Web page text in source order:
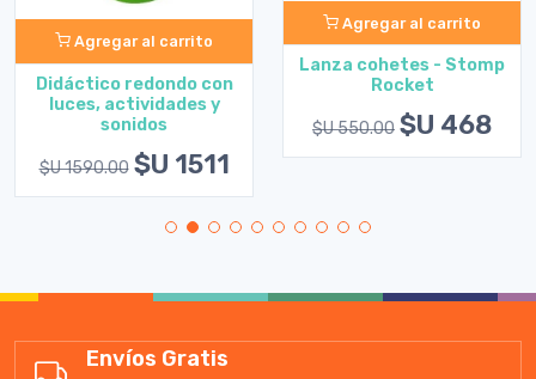
Agregar al carrito
Didáctico redondo con
luces, actividades y
sonidos
$U 1590.00 $U 1511
Agregar al carrito
Lanza cohetes - Stomp
Rocket
$U 550.00 $U 468
Envíos Gratis